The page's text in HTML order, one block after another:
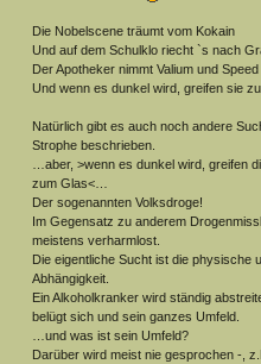
Die Nobelscene träumt vom Kokain
Und auf dem Schulklo riecht `s nach
Der Apotheker nimmt Valium und Speed
Und wenn es dunkel wird, greifen sie
Natürlich gibt es auch noch andere
Strophe beschrieben.
…aber, >wenn es dunkel wird, greifen
zum Glas<…
Der sogenannten Volksdroge!
Im Gegensatz zu anderem
meistens verharmlost.
Die eigentliche Sucht ist die physische
Abhängigkeit.
Ein Alkoholkranker wird ständig
belügt sich und sein ganzes Umfeld.
…und was ist sein Umfeld?
Darüber wird meist nie gesprochen -,